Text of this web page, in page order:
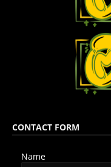
CONTACT FORM
Name